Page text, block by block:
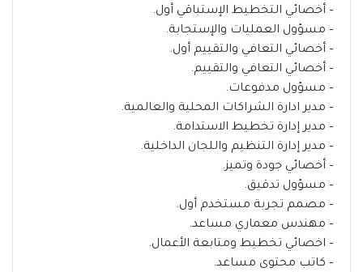
– أخصائي التخطيط الإستباقي أول.
– مسؤول العمليات والإستجابة.
– أخصائي التعافي والتقييم أول.
– أخصائي التعافي والتقييم.
– مسؤول مدفوعات.
– مدير ادارة الشراكات المحلية والعالمية.
– مدير إدارة تخطيط الاستدامة.
– مدير إدارة التنظيم واللجان الداخلية.
– أخصائي جودة وتميز.
– مسؤول تدقيق.
– مصمم تجربة مستخدم أول.
– مهندس معماري مساعد.
– اخصائي تخطيط ومتابعة الأعمال.
– كاتب محتوى مساعد.